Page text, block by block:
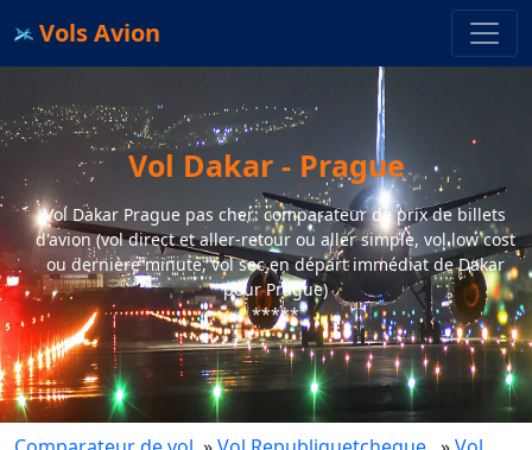
Vols Avion
Vol Dakar - Prague
Vol Dakar Prague pas cher: comparateur de prix de billets
d'avion (vol direct et aller-retour ou aller simple, vol low cost
ou dernière minute, vol sec en départ immédiat de Dakar
pour Prague)
*****